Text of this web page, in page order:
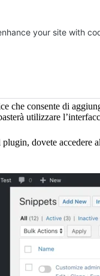
che consente di
utilizzare
dovete accedere